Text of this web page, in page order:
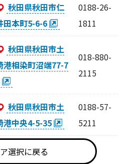
秋田県秋田市仁
田本町5-6-6
0188-26-
1811
秋田県秋田市土
港相染町沼端77-7
018-880-
2115
秋田県秋田市土
港中央4-5-35
0188-57-
5211
選択に戻る